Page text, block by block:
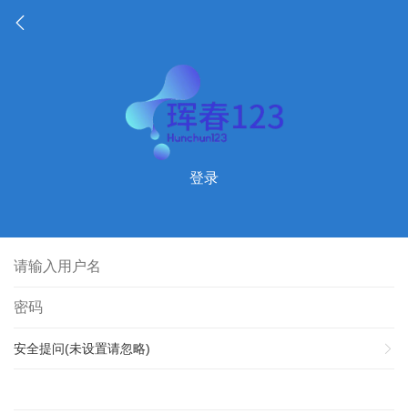
登录
安全提问(未设置请忽略)